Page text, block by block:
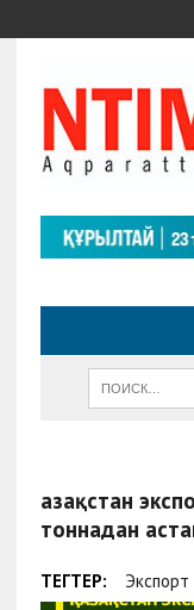
Қазақстан
тоннадан
ТЕГТЕР: Экспорт